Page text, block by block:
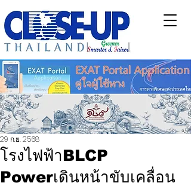
โรงไฟฟ้าBLCP
Powerเดินหน้าขับเคลื่อน
29 ก.ย. 2568